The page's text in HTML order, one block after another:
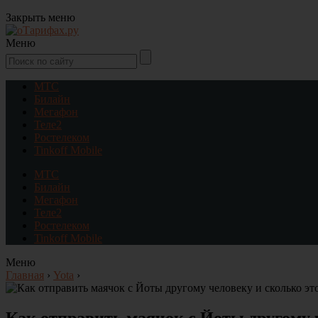
Закрыть меню
Меню
МТС
Билайн
Мегафон
Теле2
Ростелеком
Tinkoff Mobile
МТС
Билайн
Мегафон
Теле2
Ростелеком
Tinkoff Mobile
Меню
Главная › Yota ›